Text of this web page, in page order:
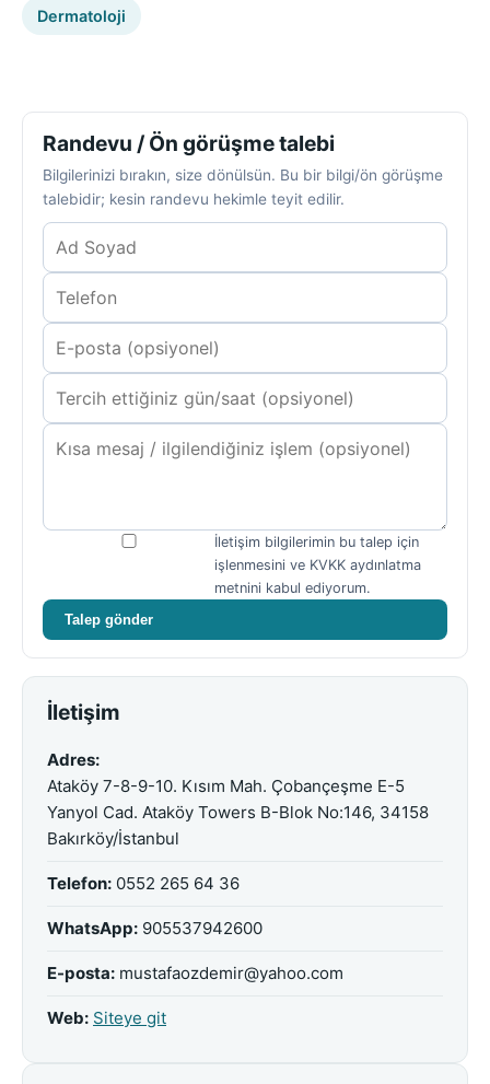
Dermatoloji
Randevu / Ön görüşme talebi
Bilgilerinizi bırakın, size dönülsün. Bu bir bilgi/ön görüşme
talebidir; kesin randevu hekimle teyit edilir.
İletişim bilgilerimin bu talep için
işlenmesini ve KVKK aydınlatma
metnini kabul ediyorum.
Talep gönder
İletişim
Adres:
Ataköy 7-8-9-10. Kısım Mah. Çobançeşme E-5
Yanyol Cad. Ataköy Towers B-Blok No:146, 34158
Bakırköy/İstanbul
Telefon: 0552 265 64 36
WhatsApp: 905537942600
E-posta: mustafaozdemir@yahoo.com
Web: Siteye git